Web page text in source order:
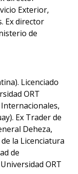
Iniciá
más
Exterior,
Ex director
de
Licenciado
ORT
Ex Trader de
Deheza,
la Licenciatura
de
ORT